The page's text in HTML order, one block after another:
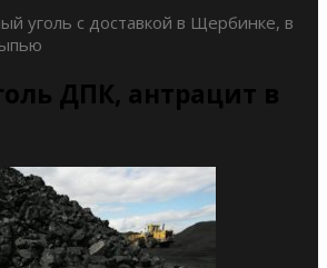
уголь с доставкой в Щербинке, в
ДПК, антрацит в